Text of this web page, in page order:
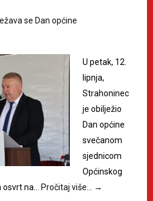
se Dan općine
U petak, 12.
lipnja,
Strahoninec
je obilježio
Dan općine
svečanom
sjednicom
Općinskog
osvrt na…
Pročitaj više… →